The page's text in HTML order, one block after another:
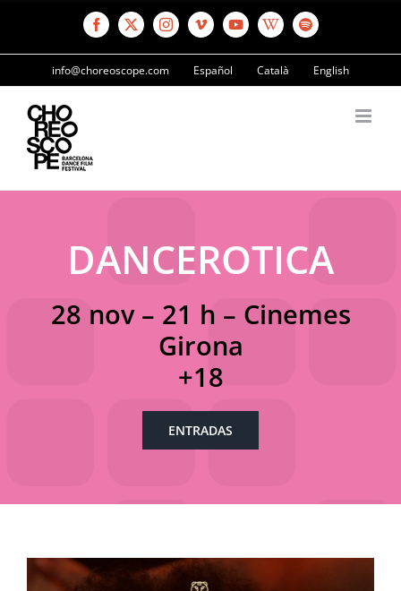
contenido
Facebook
X InstagramVimeoYouTubeWikipediaSpotify
info@choreoscope.com Español Català English
DANCEROTICA
28 nov – 21 h – Cinemes
Girona
+18
ENTRADAS